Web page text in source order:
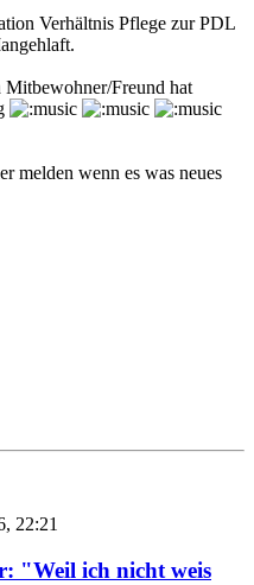
Verhältnis Pflege zur PDL
Mitbewohner/Freund hat
melden wenn es was neues
22:21
"Weil ich nicht weis